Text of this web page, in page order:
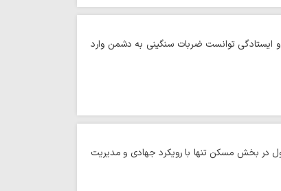
و ایستادگی توانست ضربات سنگینی به دشمن وارد
در بخش مسکن تنها با رویکرد جهادی و مدیریت